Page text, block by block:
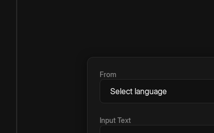
From
Input Text